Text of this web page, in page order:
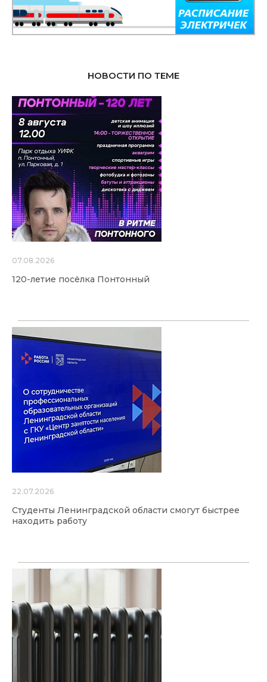
НОВОСТИ ПО ТЕМЕ
07.08.2026
120-летие посёлка Понтонный
22.07.2026
Студенты Ленинградской области смогут быстрее
находить работу